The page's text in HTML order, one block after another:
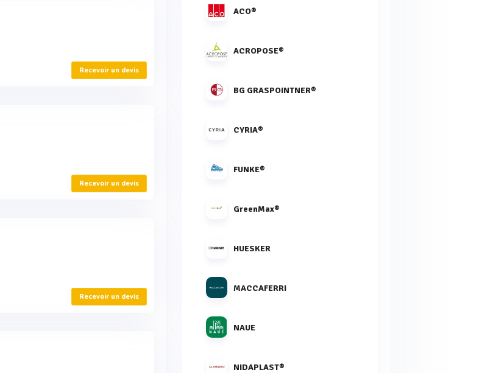
Recevoir un devis
Recevoir un devis
Recevoir un devis
ACO®
ACROPOSE®
BG GRASPOINTNER®
CYRIA®
FUNKE®
GreenMax®
HUESKER
MACCAFERRI
NAUE
NIDAPLAST®